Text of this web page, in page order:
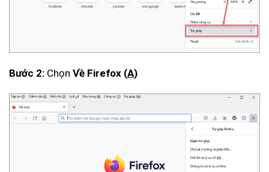
Bước 2: Chọn Về Firefox (A)